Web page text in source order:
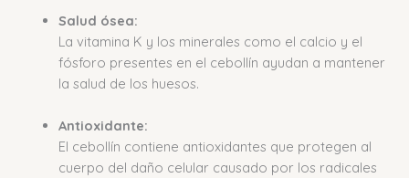
Salud ósea:
La vitamina K y los minerales como el calcio y el
fósforo presentes en el cebollín ayudan a mantener
la salud de los huesos.
Antioxidante:
El cebollín contiene antioxidantes que protegen al
cuerpo del daño celular causado por los radicales